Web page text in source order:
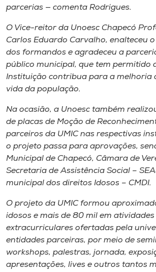
parcerias — comenta Rodrigues.
O Vice-reitor da Unoesc Chapecó
Carlos Eduardo Carvalho, enalteceu
dos formandos e agradeceu a
público municipal, que tem permitido
Instituição contribua para a melhoria
vida da população.
Na ocasião, a Unoesc também
de placas de Moção de
parceiros da UMIC nas respectivas
o projeto passa para aprovações,
Municipal de Chapecó, Câmara de
Secretaria de Assistência Social –
municipal dos direitos Idosos – CMDI.
O projeto da UMIC formou
idosos e mais de 80 mil em atividades
extracurriculares ofertadas pela
entidades parceiras, por meio de
workshops, palestras, jornada,
apresentações, lives e outros tantos